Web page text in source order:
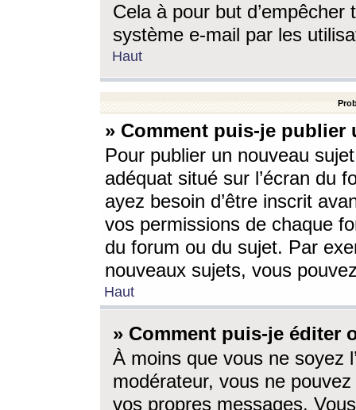
Cela à pour but
système e-mail par les
Haut
» Comment puis-je
Pour publier un nouveau
adéquat situé sur l’écran du
ayez besoin d’être inscrit
vos permissions de chaque
du forum ou du sujet. Par
nouveaux sujets, vous
Haut
» Comment puis-je éditer
À moins que vous ne soyez
modérateur, vous ne
vos propres messages.